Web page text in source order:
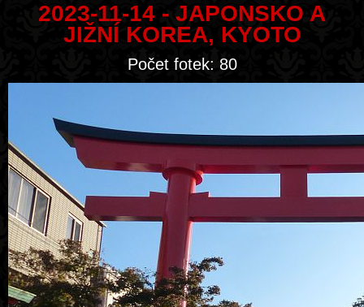
2023-11-14 - JAPONSKO A
JIŽNÍ KOREA, KYOTO
Počet fotek: 80